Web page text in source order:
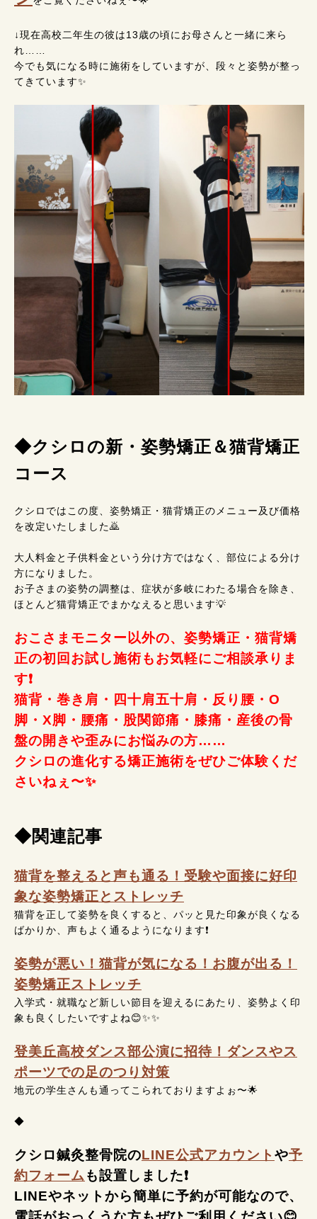
↓現在高校二年生の彼は13歳の頃にお母さんと一緒に来ら
れ……
今でも気になる時に施術をしていますが、段々と姿勢が整っ
てきています✨
◆クシロの新・姿勢矯正＆猫背矯正
コース
クシロではこの度、姿勢矯正・猫背矯正のメニュー及び価格
を改定いたしました🙇
大人料金と子供料金という分け方ではなく、部位による分け
方になりました。
お子さまの姿勢の調整は、症状が多岐にわたる場合を除き、
ほとんど猫背矯正でまかなえると思います💡
おこさまモニター以外の、姿勢矯正・猫背矯
正の初回お試し施術もお気軽にご相談承りま
す❗
猫背・巻き肩・四十肩五十肩・反り腰・O
脚・X脚・腰痛・股関節痛・膝痛・産後の骨
盤の開きや歪みにお悩みの方……
クシロの進化する矯正施術をぜひご体験くだ
さいねぇ〜✨
◆関連記事
猫背を整えると声も通る！受験や面接に好印
象な姿勢矯正とストレッチ
猫背を正して姿勢を良くすると、パッと見た印象が良くなる
ばかりか、声もよく通るようになります❗
姿勢が悪い！猫背が気になる！お腹が出る！
姿勢矯正ストレッチ
入学式・就職など新しい節目を迎えるにあたり、姿勢よく印
象も良くしたいですよね😊✨✨
登美丘高校ダンス部公演に招待！ダンスやス
ポーツでの足のつり対策
地元の学生さんも通ってこられておりますよぉ〜🌟
◆
クシロ鍼灸整骨院のLINE公式アカウントや予
約フォームも設置しました❗
LINEやネットから簡単に予約が可能なので、